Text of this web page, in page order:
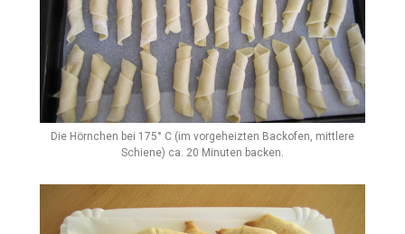
Die Hörnchen bei 175° C (im vorgeheizten Backofen, mittlere
Schiene) ca. 20 Minuten backen.